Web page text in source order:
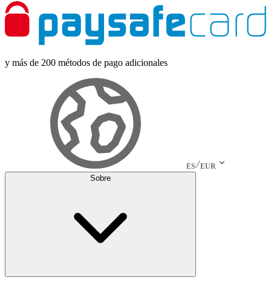
y más de 200 métodos de pago adicionales
ES EUR
Sobre